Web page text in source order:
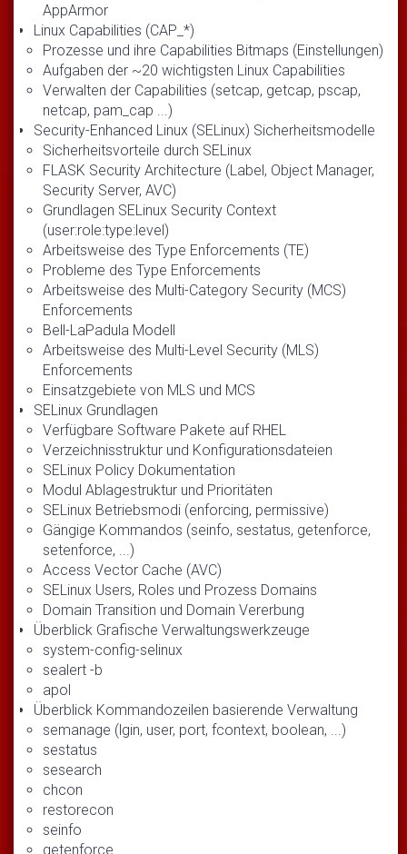
AppArmor
Linux Capabilities (CAP_*)
Prozesse und ihre Capabilities Bitmaps (Einstellungen)
Aufgaben der ~20 wichtigsten Linux Capabilities
Verwalten der Capabilities (setcap, getcap, pscap,
netcap, pam_cap ...)
Security-Enhanced Linux (SELinux) Sicherheitsmodelle
Sicherheitsvorteile durch SELinux
FLASK Security Architecture (Label, Object Manager,
Security Server, AVC)
Grundlagen SELinux Security Context
(user:role:type:level)
Arbeitsweise des Type Enforcements (TE)
Probleme des Type Enforcements
Arbeitsweise des Multi-Category Security (MCS)
Enforcements
Bell-LaPadula Modell
Arbeitsweise des Multi-Level Security (MLS)
Enforcements
Einsatzgebiete von MLS und MCS
SELinux Grundlagen
Verfügbare Software Pakete auf RHEL
Verzeichnisstruktur und Konfigurationsdateien
SELinux Policy Dokumentation
Modul Ablagestruktur und Prioritäten
SELinux Betriebsmodi (enforcing, permissive)
Gängige Kommandos (seinfo, sestatus, getenforce,
setenforce, ...)
Access Vector Cache (AVC)
SELinux Users, Roles und Prozess Domains
Domain Transition und Domain Vererbung
Überblick Grafische Verwaltungswerkzeuge
system-config-selinux
sealert -b
apol
Überblick Kommandozeilen basierende Verwaltung
semanage (lgin, user, port, fcontext, boolean, ...)
sestatus
sesearch
chcon
restorecon
seinfo
getenforce